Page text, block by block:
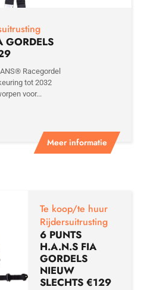
Meer informatie
GORDELS
Racegordel
tot 2032
voor...
Te koop/te huur
Rijdersuitrusting
6 PUNTS
H.A.N.S FIA
GORDELS
NIEUW
SLECHTS €129